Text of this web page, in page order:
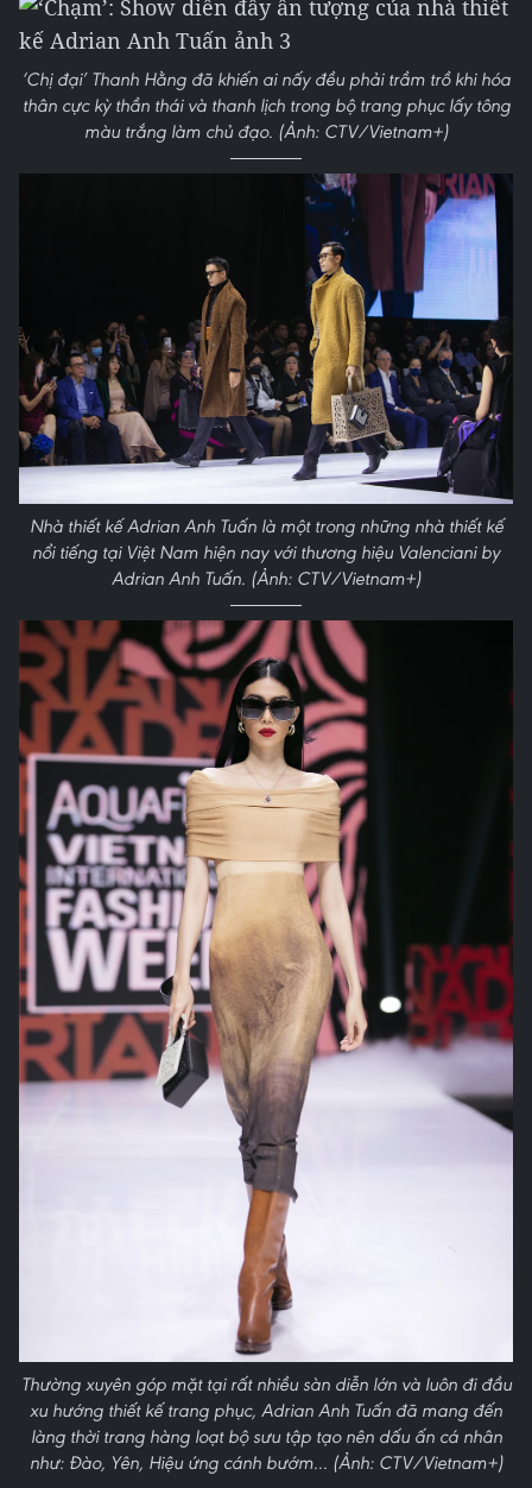
‘Chị đại’ Thanh Hằng đã khiến ai nấy đều phải trầm trồ khi hóa
thân cực kỳ thần thái và thanh lịch trong bộ trang phục lấy tông
màu trắng làm chủ đạo. (Ảnh: CTV/Vietnam+)
Nhà thiết kế Adrian Anh Tuấn là một trong những nhà thiết kế
nổi tiếng tại Việt Nam hiện nay với thương hiệu Valenciani by
Adrian Anh Tuấn. (Ảnh: CTV/Vietnam+)
Thường xuyên góp mặt tại rất nhiều sàn diễn lớn và luôn đi đầu
xu hướng thiết kế trang phục, Adrian Anh Tuấn đã mang đến
làng thời trang hàng loạt bộ sưu tập tạo nên dấu ấn cá nhân
như: Đào, Yên, Hiệu ứng cánh bướm... (Ảnh: CTV/Vietnam+)